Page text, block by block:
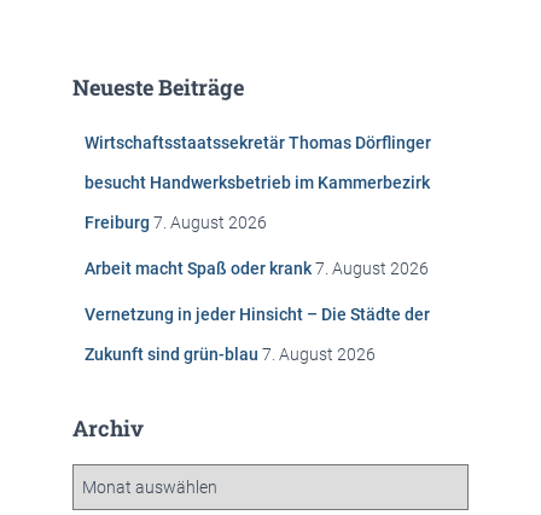
n
Neueste Beiträge
Wirtschaftsstaatssekretär Thomas Dörflinger
besucht Handwerksbetrieb im Kammerbezirk
Freiburg 7. August 2026
Arbeit macht Spaß oder krank7. August 2026
Vernetzung in jeder Hinsicht – Die Städte der
Zukunft sind grün-blau 7. August 2026
Archiv